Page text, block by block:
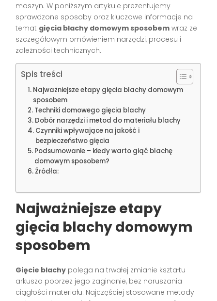
maszyn. W poniższym artykule prezentujemy
sprawdzone sposoby oraz kluczowe informacje na
temat gięcia blachy domowym sposobem wraz ze
szczegółowym omówieniem narzędzi, procesu i
zależności technicznych.
Spis treści
Najważniejsze etapy gięcia blachy domowym
sposobem
Techniki domowego gięcia blachy
Dobór narzędzi i metod do materiału blachy
Czynniki wpływające na jakość i
bezpieczeństwo gięcia
Podsumowanie – kiedy warto giąć blachę
domowym sposobem?
Źródła:
Najważniejsze etapy
gięcia blachy domowym
sposobem
Gięcie blachy polega na trwałej zmianie kształtu
arkusza poprzez jego zaginanie, bez naruszania
ciągłości materiału. Najczęściej stosowane metody